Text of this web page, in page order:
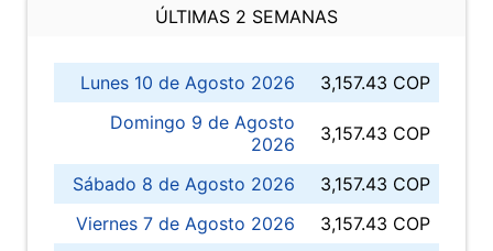
ÚLTIMAS 2 SEMANAS
Lunes 10 de Agosto 2026
3,157.43 COP
Domingo 9 de Agosto
2026
3,157.43 COP
Sábado 8 de Agosto 2026
3,157.43 COP
Viernes 7 de Agosto 2026
3,157.43 COP